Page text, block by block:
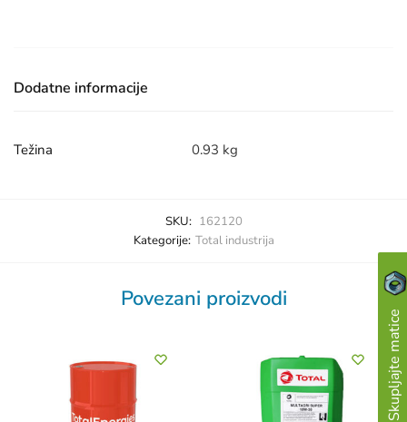
Dodatne informacije
Težina 0.93 kg
SKU: 162120
Kategorije: Total industrija
Povezani proizvodi
Skupljajte matice